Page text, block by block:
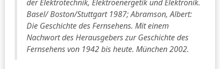
der Elektrotechnik, Elektroenergetik und Elektronik.
Basel/ Boston/Stuttgart 1987; Abramson, Albert:
Die Geschichte des Fernsehens. Mit einem
Nachwort des Herausgebers zur Geschichte des
Fernsehens von 1942 bis heute. München 2002.